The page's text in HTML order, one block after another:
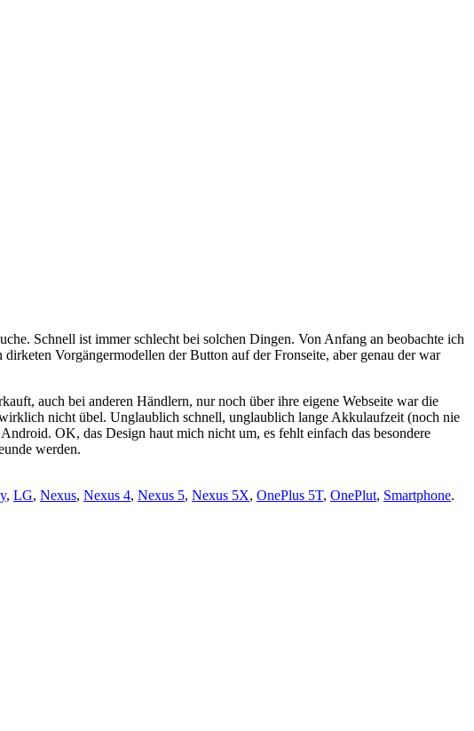
Schnell ist immer schlecht bei solchen Dingen. Von Anfang an beobachte ich
Vorgängermodellen der Button auf der Fronseite, aber genau der war
auch bei anderen Händlern, nur noch über ihre eigene Webseite war die
nicht übel. Unglaublich schnell, unglaublich lange Akkulaufzeit (noch nie
OK, das Design haut mich nicht um, es fehlt einfach das besondere
werden.
, LG, Nexus, Nexus 4, Nexus 5, Nexus 5X, OnePlus 5T, OnePlut, Smartphone.